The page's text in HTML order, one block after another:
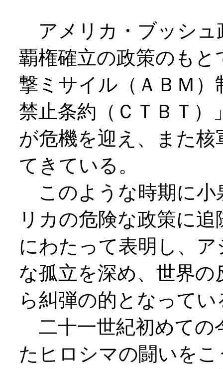
アメリカ・ブッシュ
覇権確立の政策のも
撃ミサイル（ＡＢＭ
禁止条約（ＣＴＢＴ）
が危機を迎え、また
てきている。
このような時期に小
リカの危険な政策に
にわたって表明し、
な孤立を深め、世界
ら糾弾の的となってい
二十一世紀初めての
たヒロシマの闘いを